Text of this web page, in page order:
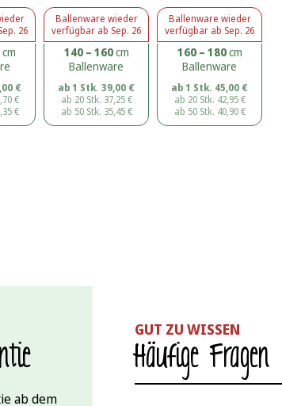
26
cm
€
€
€
Ballenware wieder
verfügbar ab Sep. 26
140 – 160cm
Ballenware
ab 1 Stk. 39,00 €
ab 20 Stk. 37,25€
ab 50 Stk. 35,45€
Ballenware wieder
verfügbar ab Sep. 26
160 – 180cm
Ballenware
ab 1 Stk. 45,00 €
ab 20 Stk. 42,95€
ab 50 Stk. 40,90€
ab dem
GUT ZU WISSEN
Häufige Fragen